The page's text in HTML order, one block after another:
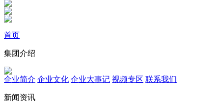
首页
集团介绍
企业简介 企业文化 企业⼤事记 视频专区 联系我们
新闻资讯